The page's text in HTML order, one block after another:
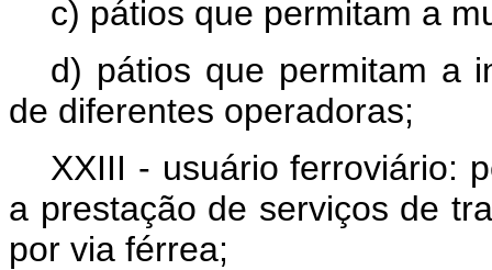
c) pátios que permitam a
d) pátios que permitam a
de diferentes operadoras;
XXIII - usuário ferroviário:
a prestação de serviços de
por via férrea;